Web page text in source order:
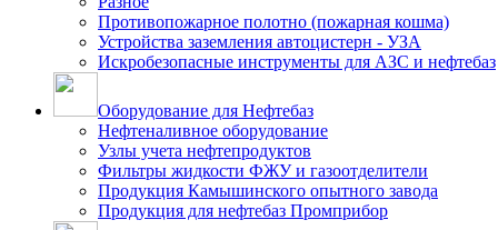
Противопожарное полотно (пожарная кошма)
Устройства заземления автоцистерн - УЗА
Искробезопасные инструменты для АЗС и нефтебаз
Оборудование для Нефтебаз
Нефтеналивное оборудование
Узлы учета нефтепродуктов
Фильтры жидкости ФЖУ и газоотделители
Продукция Камышинского опытного завода
Продукция для нефтебаз Промприбор